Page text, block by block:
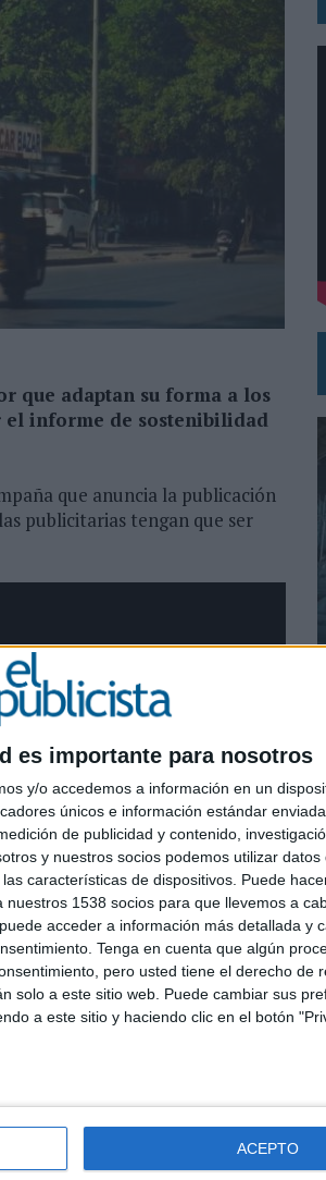
es importante para nosotros
y/o accedemos a información en un
únicos e información estándar
de publicidad y contenido,
y nuestros socios podemos utilizar datos
características de dispositivos. Puede
1538 socios para que llevemos a
acceder a información más detallada y
Tenga en cuenta que algún
pero usted tiene el derecho de
solo a este sitio web. Puede cambiar sus
a este sitio y haciendo clic en el botón
ACEPTO
Y SOLERO
EN ACTIVOS CULTURALES Y ECONÓMICOS
CON LOS MEDIOS
MEDICIÓN SON DOS CARAS DE LA MISMA
IBERIA
que adaptan su forma a los
el informe de sostenibilidad
que anuncia la publicación
publicitarias tengan que ser
es mostrar cómo la marca se
soportes rodeados de árboles